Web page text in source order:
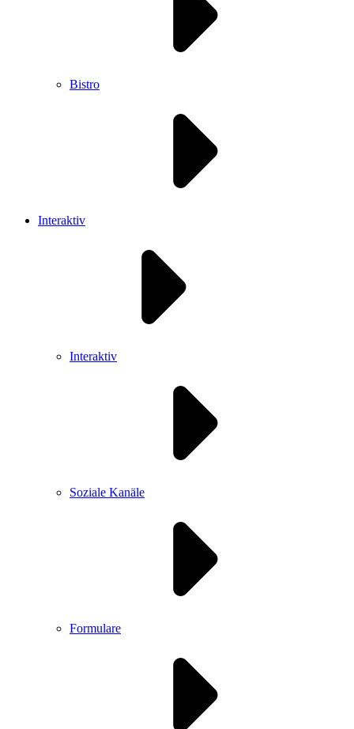
Bistro
Interaktiv
Interaktiv
Soziale Kanäle
Formulare